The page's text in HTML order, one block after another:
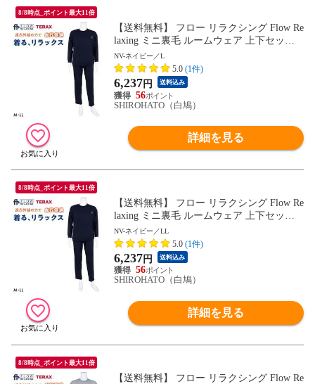
8/8時点_ポイント最大11倍
【送料無料】 フロー リラクシング Flow Re
laxing ミニ裏毛 ルームウェア 上下セット
メンズ 血行促進 セットアップ テラックス
パジャマ
NV-ネイビー／L
5.0 (1件)
6,237 円 送料込み
56
SHIROHATO（白鳩）
詳細を見る
8/8時点_ポイント最大11倍
【送料無料】 フロー リラクシング Flow Re
laxing ミニ裏毛 ルームウェア 上下セット
メンズ 血行促進 セットアップ テラックス
パジャマ
NV-ネイビー／LL
5.0 (1件)
6,237 円 送料込み
56
SHIROHATO（白鳩）
詳細を見る
8/8時点_ポイント最大11倍
【送料無料】 フロー リラクシング Flow Re